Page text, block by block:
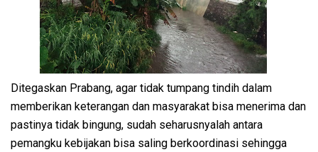
Ditegaskan Prabang, agar tidak tumpang tindih dalam
memberikan keterangan dan masyarakat bisa menerima dan
pastinya tidak bingung, sudah seharusnyalah antara
pemangku kebijakan bisa saling berkoordinasi sehingga